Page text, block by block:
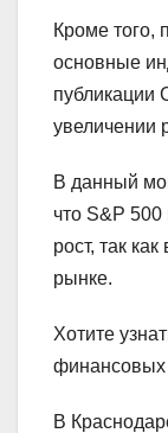
Кроме того,
основные
публикации
увеличении
В данный
что S&P 500
рост, так
рынке.
Хотите
В